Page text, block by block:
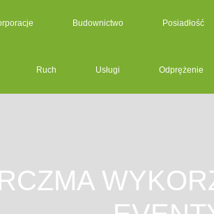
Budownictwo Posiadłość
Ruch Usługi Odprężenie